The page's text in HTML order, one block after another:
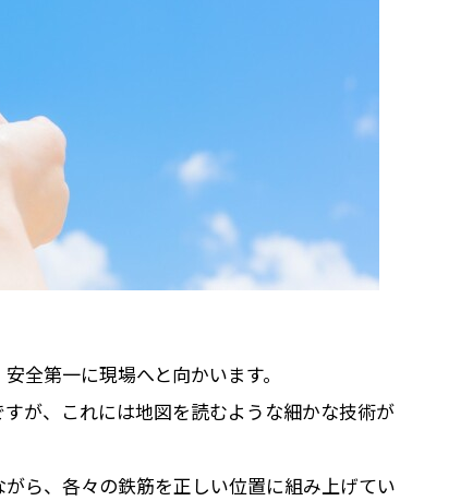
全第一に現場へと向かいます。
が、これには地図を読むような細かな技術が
ら、各々の鉄筋を正しい位置に組み上げてい